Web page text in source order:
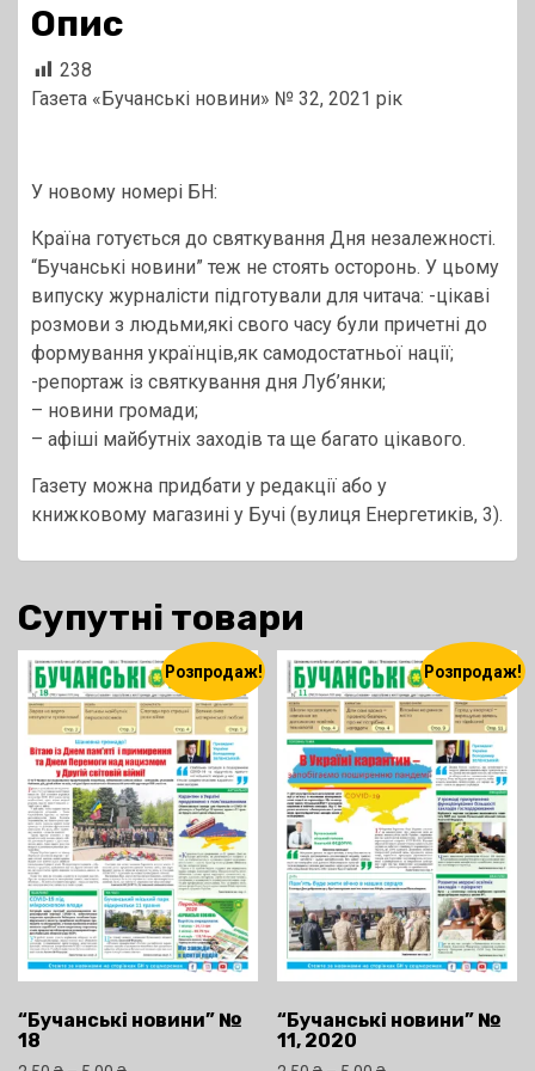
Опис
238
Газета «Бучанські новини» № 32, 2021 рік
У новому номері БН:
Країна готується до святкування Дня незалежності.
“Бучанські новини” теж не стоять осторонь. У цьому
випуску журналісти підготували для читача: -цікаві
розмови з людьми,які свого часу були причетні до
формування українців,як самодостатньої нації;
-репортаж із святкування дня Луб’янки;
– новини громади;
– афіші майбутніх заходів та ще багато цікавого.
Газету можна придбати у редакції або у
книжковому магазині у Бучі (вулиця Енергетиків, 3).
Супутні товари
Розпродаж!
“Бучанські новини” №
18
Розпродаж!
“Бучанські новини” №
11, 2020